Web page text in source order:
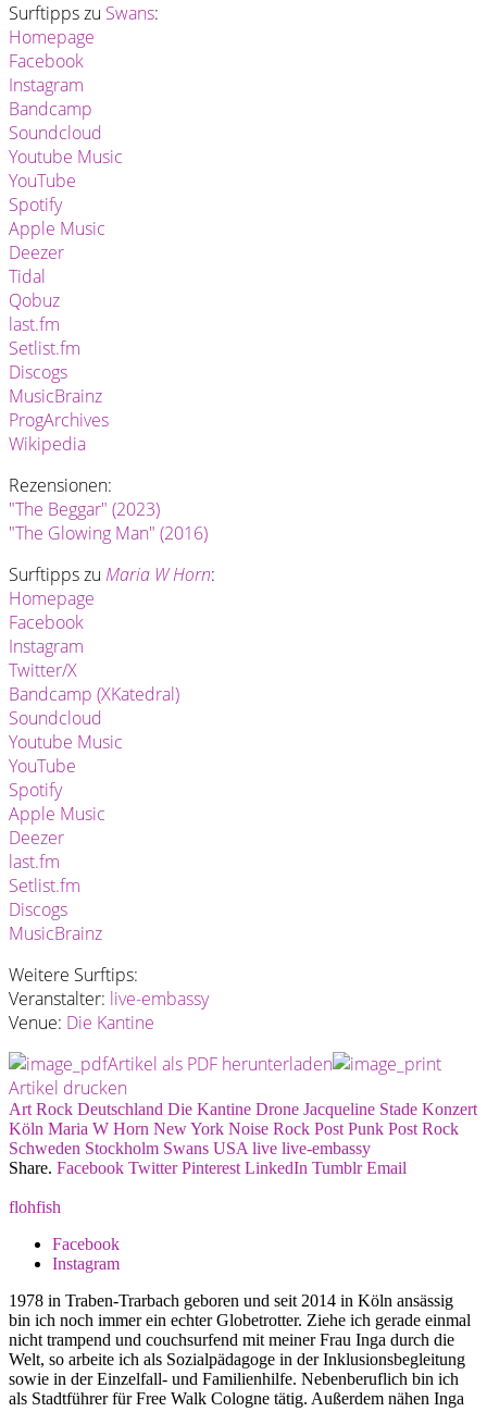
Surftipps zu Swans:
Homepage
Facebook
Instagram
Bandcamp
Soundcloud
Youtube Music
YouTube
Spotify
Apple Music
Deezer
Tidal
Qobuz
last.fm
Setlist.fm
Discogs
MusicBrainz
ProgArchives
Wikipedia
Rezensionen:
"The Beggar" (2023)
"The Glowing Man" (2016)
Surftipps zu Maria W Horn:
Homepage
Facebook
Instagram
Twitter/X
Bandcamp (XKatedral)
Soundcloud
Youtube Music
YouTube
Spotify
Apple Music
Deezer
last.fm
Setlist.fm
Discogs
MusicBrainz
Weitere Surftips:
Veranstalter: live-embassy
Venue: Die Kantine
Artikel als PDF herunterladen
Artikel drucken
Art Rock Deutschland Die Kantine Drone Jacqueline Stade Konzert
Köln Maria W Horn New York Noise Rock Post Punk Post Rock
Schweden Stockholm Swans USA live live-embassy
Share. Facebook Twitter Pinterest LinkedIn Tumblr Email
flohfish
Facebook
Instagram
1978 in Traben-Trarbach geboren und seit 2014 in Köln ansässig
bin ich noch immer ein echter Globetrotter. Ziehe ich gerade einmal
nicht trampend und couchsurfend mit meiner Frau Inga durch die
Welt, so arbeite ich als Sozialpädagoge in der Inklusionsbegleitung
sowie in der Einzelfall- und Familienhilfe. Nebenberuflich bin ich
als Stadtführer für Free Walk Cologne tätig. Außerdem nähen Inga